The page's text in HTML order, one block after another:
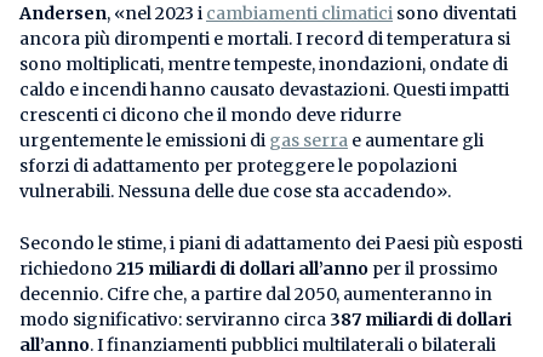
Andersen, «nel 2023 i cambiamenti climatici sono diventati
ancora più dirompenti e mortali. I record di temperatura si
sono moltiplicati, mentre tempeste, inondazioni, ondate di
caldo e incendi hanno causato devastazioni. Questi impatti
crescenti ci dicono che il mondo deve ridurre
urgentemente le emissioni di gas serra e aumentare gli
sforzi di adattamento per proteggere le popolazioni
vulnerabili. Nessuna delle due cose sta accadendo».
Secondo le stime, i piani di adattamento dei Paesi più esposti
richiedono 215 miliardi di dollari all’anno per il prossimo
decennio. Cifre che, a partire dal 2050, aumenteranno in
modo significativo: serviranno circa 387 miliardi di dollari
all’anno. I finanziamenti pubblici multilaterali o bilaterali